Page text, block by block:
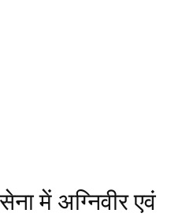
में अग्निवीर एवं